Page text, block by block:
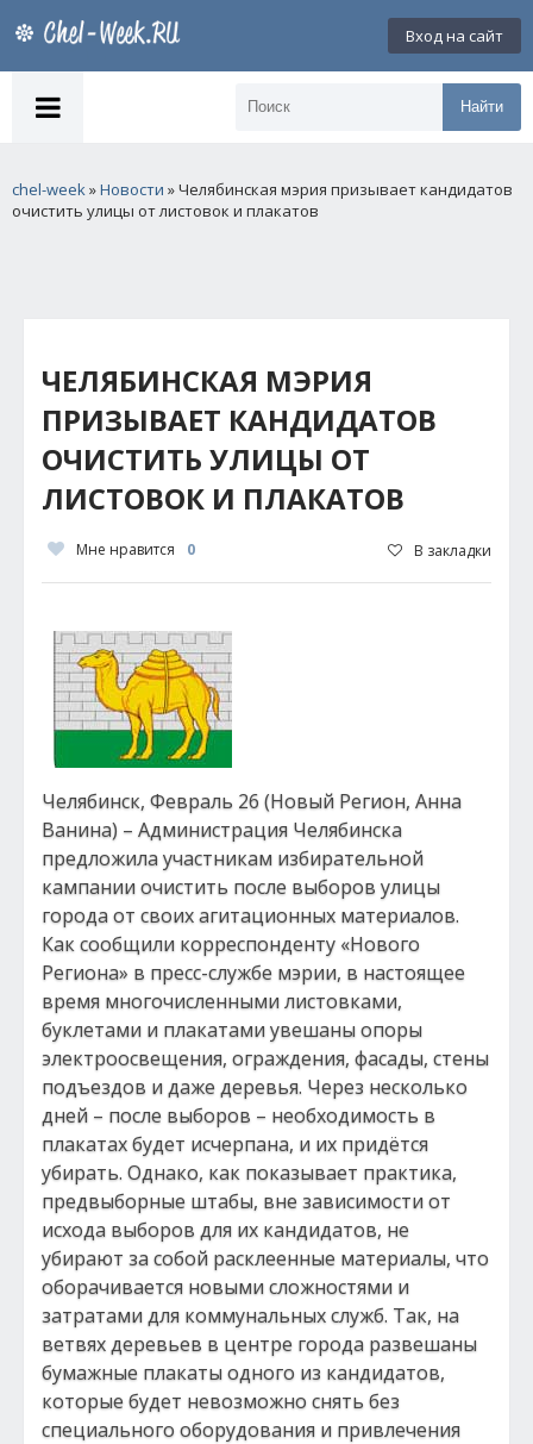
Вход на сайт
Найти
chel-week»Новости » Челябинская мэрия призывает кандидатов
очистить улицы от листовок и плакатов
ЧЕЛЯБИНСКАЯ МЭРИЯ
ПРИЗЫВАЕТ КАНДИДАТОВ
ОЧИСТИТЬ УЛИЦЫ ОТ
ЛИСТОВОК И ПЛАКАТОВ
Мне нравится 0 В закладки
Челябинск, Февраль 26 (Новый Регион, Анна
Ванина) – Администрация Челябинска
предложила участникам избирательной
кампании очистить после выборов улицы
города от своих агитационных материалов.
Как сообщили корреспонденту «Нового
Региона» в пресс-службе мэрии, в настоящее
время многочисленными листовками,
буклетами и плакатами увешаны опоры
электроосвещения, ограждения, фасады, стены
подъездов и даже деревья. Через несколько
дней – после выборов – необходимость в
плакатах будет исчерпана, и их придётся
убирать. Однако, как показывает практика,
предвыборные штабы, вне зависимости от
исхода выборов для их кандидатов, не
убирают за собой расклеенные материалы, что
оборачивается новыми сложностями и
затратами для коммунальных служб. Так, на
ветвях деревьев в центре города развешаны
бумажные плакаты одного из кандидатов,
которые будет невозможно снять без
специального оборудования и привлечения